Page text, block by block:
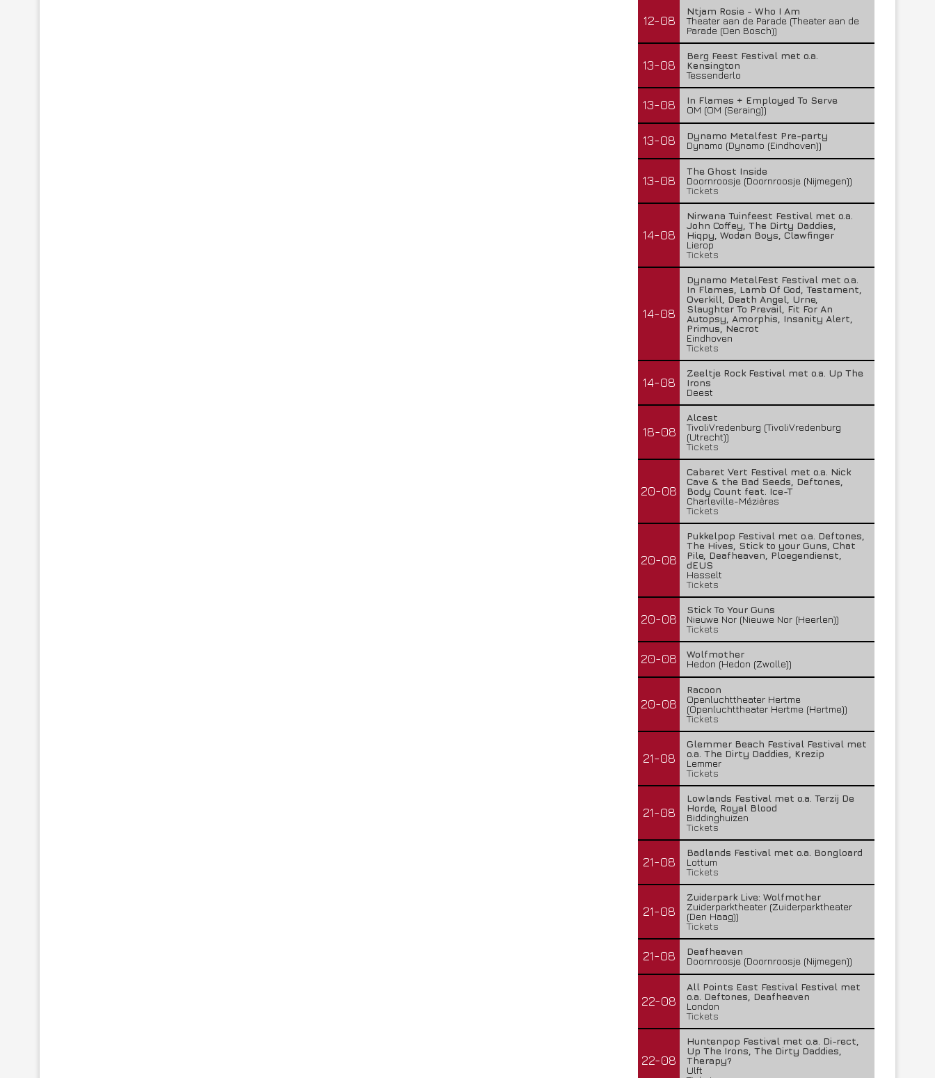
12-08
Ntjam Rosie - Who I Am
Theater aan de Parade (Theater aan de
Parade (Den Bosch))
13-08
Berg Feest Festival met o.a.
Kensington
Tessenderlo
13-08
In Flames + Employed To Serve
OM (OM (Seraing))
13-08
Dynamo Metalfest Pre-party
Dynamo (Dynamo (Eindhoven))
13-08
The Ghost Inside
Doornroosje (Doornroosje (Nijmegen))
Tickets
14-08
Nirwana Tuinfeest Festival met o.a.
John Coffey, The Dirty Daddies,
Hiqpy, Wodan Boys, Clawfinger
Lierop
Tickets
14-08
Dynamo MetalFest Festival met o.a.
In Flames, Lamb Of God, Testament,
Overkill, Death Angel, Urne,
Slaughter To Prevail, Fit For An
Autopsy, Amorphis, Insanity Alert,
Primus, Necrot
Eindhoven
Tickets
14-08
Zeeltje Rock Festival met o.a. Up The
Irons
Deest
18-08
Alcest
TivoliVredenburg (TivoliVredenburg
(Utrecht))
Tickets
20-08
Cabaret Vert Festival met o.a. Nick
Cave & the Bad Seeds, Deftones,
Body Count feat. Ice-T
Charleville-Mézières
Tickets
20-08
Pukkelpop Festival met o.a. Deftones,
The Hives, Stick to your Guns, Chat
Pile, Deafheaven, Ploegendienst,
dEUS
Hasselt
Tickets
20-08
Stick To Your Guns
Nieuwe Nor (Nieuwe Nor (Heerlen))
Tickets
20-08
Wolfmother
Hedon (Hedon (Zwolle))
20-08
Racoon
Openluchttheater Hertme
(Openluchttheater Hertme (Hertme))
Tickets
21-08
Glemmer Beach Festival Festival met
o.a. The Dirty Daddies, Krezip
Lemmer
Tickets
21-08
Lowlands Festival met o.a. Terzij De
Horde, Royal Blood
Biddinghuizen
Tickets
21-08
Badlands Festival met o.a. Bongloard
Lottum
Tickets
21-08
Zuiderpark Live: Wolfmother
Zuiderparktheater (Zuiderparktheater
(Den Haag))
Tickets
21-08
Deafheaven
Doornroosje (Doornroosje (Nijmegen))
22-08
All Points East Festival Festival met
o.a. Deftones, Deafheaven
London
Tickets
22-08
Huntenpop Festival met o.a. Di-rect,
Up The Irons, The Dirty Daddies,
Therapy?
Ulft